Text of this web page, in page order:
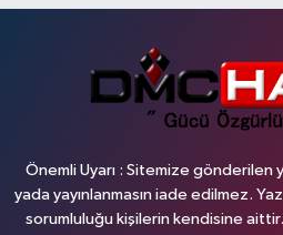
Önemli Uyarı : Sitemize gönderilen
yada yayınlanmasın iade edilmez.
sorumluluğu kişilerin kendisine aittir.